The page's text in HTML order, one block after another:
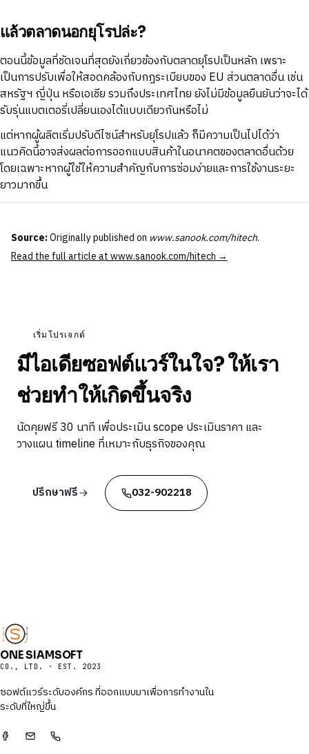
แล้วตลาดนอกยุโรปล่ะ?
ตอนนี้ข้อมูลที่ชัดเจนที่สุดยังเกี่ยวข้องกับตลาดยุโรปเป็นหลัก เพราะ
เป็นการปรับเพื่อให้สอดคล้องกับกฎระเบียบของ EU ส่วนตลาดอื่น เช่น
สหรัฐฯ ญี่ปุ่น หรือเอเชีย รวมถึงประเทศไทย ยังไม่มีข้อมูลยืนยันว่าจะได้
รับรุ่นแบตเตอรี่เปลี่ยนเองได้แบบเดียวกันหรือไม่
แต่หากผู้ผลิตเริ่มปรับดีไซน์สำหรับยุโรปแล้ว ก็มีความเป็นไปได้ว่า
แนวคิดนี้อาจส่งผลต่อการออกแบบสินค้าในอนาคตของตลาดอื่นด้วย
โดยเฉพาะหากผู้ใช้ให้ความสำคัญกับการซ่อมง่ายและการใช้งานระยะ
ยาวมากขึ้น
Source:Originally published on www.sanook.com/hitech.
Read the full article at www.sanook.com/hitech →
เริ่มโปรเจกต์
มีไอเดียซอฟต์แวร์ในใจ? ให้เรา
ช่วยทำให้เกิดขึ้นจริง
นัดคุยฟรี 30 นาที เพื่อประเมิน scope ประเมินราคา และ
วางแผน timeline ที่เหมาะกับธุรกิจของคุณ
ปรึกษาฟรี 032-902218
ONE SIAMSOFT
CO., LTD. · EST. 2023
ซอฟต์แวร์ระดับองค์กร ที่ออกแบบมาเพื่อการทำงานใน
ระดับที่ใหญ่ขึ้น